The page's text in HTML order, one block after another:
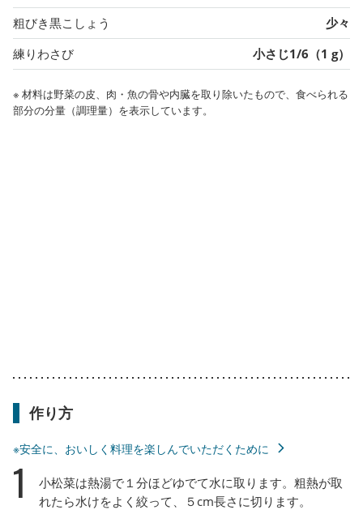
粗びき黒こしょう
少々
練りわさび
小さじ1/6（1 g）
※ 材料は野菜の皮、肉・魚の骨や内臓を取り除いたもので、食べられる
部分の分量（調理量）を表示しています。
作り方
※安全に、おいしく料理を楽しんでいただくために
1
小松菜は熱湯で１分ほどゆでて水に取ります。粗熱が取
れたら水けをよく絞って、５cm長さに切ります。